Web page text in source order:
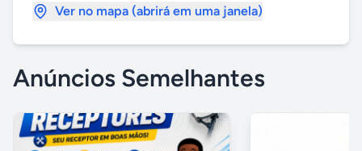
Ver no mapa (abrirá em uma janela)
Anúncios Semelhantes